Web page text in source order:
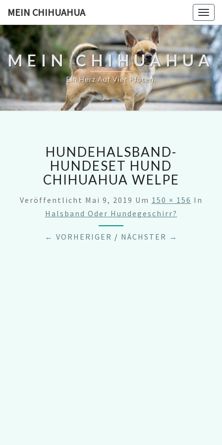
MEIN CHIHUAHUA
MEIN CHIHUAHUA
Ein Herz Auf Vier Pfoten.
HUNDEHALSBAND-
HUNDESET HUND
CHIHUAHUA WELPE
Veröffentlicht Mai 9, 2019 Um 150 × 156 In
Halsband Oder Hundegeschirr?
← VORHERIGER / NÄCHSTER →